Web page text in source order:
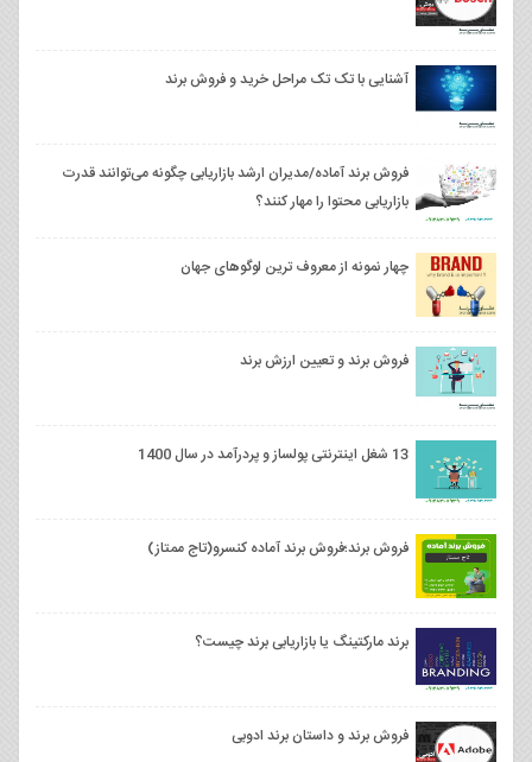
آشنایی با تک تک مراحل خرید و فروش برند
فروش برند آماده/مدیران ارشد بازاریابی چگونه می‌توانند قدرت
بازاریابی محتوا را مهار کنند؟
چهار نمونه از معروف ترین لوگوهای جهان
فروش برند و تعیین ارزش برند
13 شغل اینترنتی پولساز و پردرآمد در سال 1400
فروش برند؛فروش برند آماده کنسرو(تاج ممتاز)
برند مارکتینگ یا بازاریابی برند چیست؟
فروش برند و داستان برند ادوبی